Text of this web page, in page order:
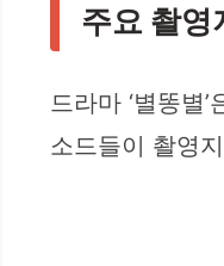
주요 촬영
드라마 ‘별똥별
소드들이 촬영